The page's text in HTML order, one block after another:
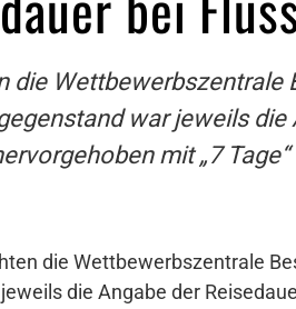
die
war jeweils
mit „7
die Wettbewerbszentrale
die Angabe der